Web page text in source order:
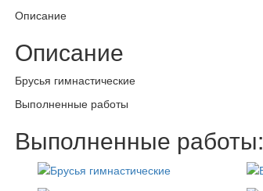
Описание
Описание
Брусья гимнастические
Выполненные работы
Выполненные работы: